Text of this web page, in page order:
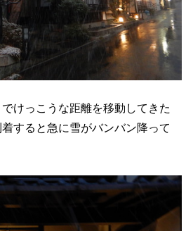
けっこうな距離を移動してきた
すると急に雪がバンバン降って